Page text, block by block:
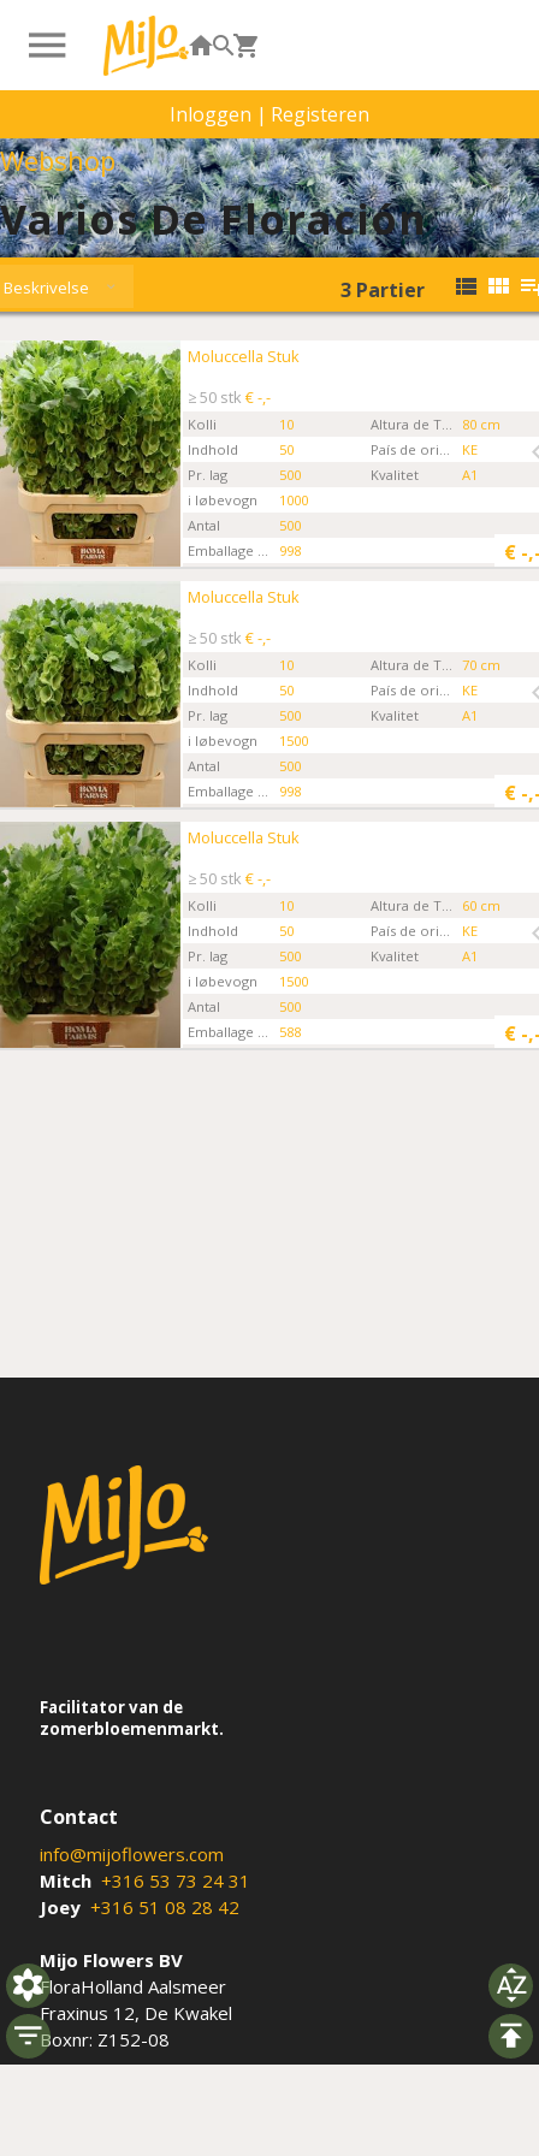
Inloggen | Registeren
Webshop
Varios De Floración
Beskrivelse 3 Partier
Moluccella Stuk
≥ 50 stk € -,-
Kolli 10 Altura de Tallo
80 cm
Indhold
50
KE
Pr. lag
500 Kvalitet
A1
i løbevogn
1000
Antal
500
998
€ -
Moluccella Stuk
Kies eerst een ordertype.
Moluccella Stuk
≥ 50 stk € -,-
Kolli 10 Altura de Tallo
70 cm
Indhold
50
KE
Pr. lag
500 Kvalitet
A1
i løbevogn
1500
Antal
500
998
€ -
Moluccella Stuk
Kies eerst een ordertype.
Moluccella Stuk
≥ 50 stk € -,-
Kolli 10 Altura de Tallo
60 cm
Indhold
50
KE
Pr. lag
500 Kvalitet
A1
i løbevogn
1500
Antal
500
588
€ -
Moluccella Stuk
Kies eerst een ordertype.
Facilitator van de
zomerbloemenmarkt.
Contact
info@mijoflowers.com
Mitch +316 53 73 24 31
Joey +316 51 08 28 42
Mijo Flowers BV
FloraHolland Aalsmeer
Fraxinus 12, De Kwakel
Boxnr: Z152-08